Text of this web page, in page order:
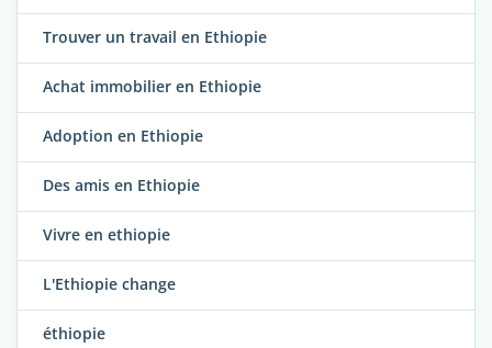
Trouver un travail en Ethiopie
Achat immobilier en Ethiopie
Adoption en Ethiopie
Des amis en Ethiopie
Vivre en ethiopie
L'Ethiopie change
éthiopie